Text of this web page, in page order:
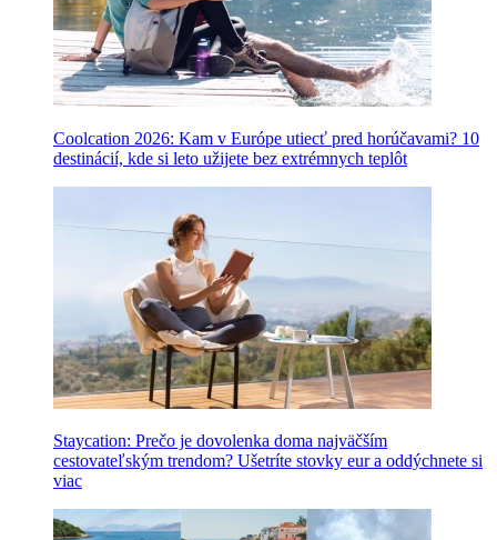
Coolcation 2026: Kam v Európe utiecť pred horúčavami? 10
destinácií, kde si leto užijete bez extrémnych teplôt
Staycation: Prečo je dovolenka doma najväčším
cestovateľským trendom? Ušetríte stovky eur a oddýchnete si
viac